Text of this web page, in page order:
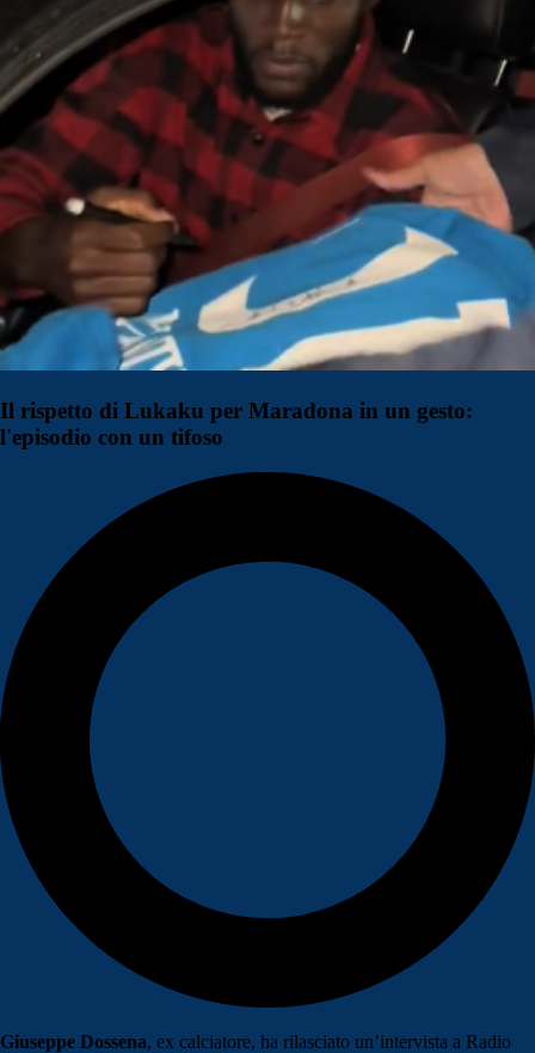
Il rispetto di Lukaku per Maradona in un gesto:
l'episodio con un tifoso
Giuseppe Dossena, ex calciatore, ha rilasciato un’intervista a Radio